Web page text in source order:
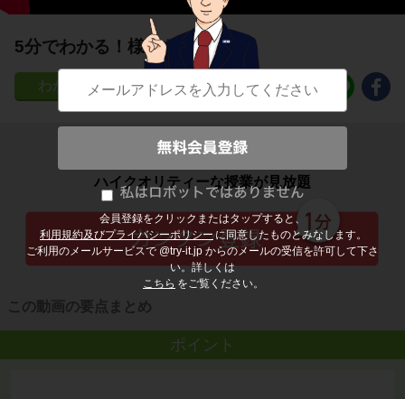
会員登録をクリックまたはタップすると、
利用規約及びプライバシーポリシー に同意したものとみなします。
ご利用のメールサービスで @try-it.jp からのメールの受信を許可して下さ
い。詳しくは
こちら をご覧ください。
5分でわかる！様々なアミノ酸
29
子どもの勉強から大人の学び直しまで
ハイクオリティーな授業が見放題
この動画の要点まとめ
ポイント